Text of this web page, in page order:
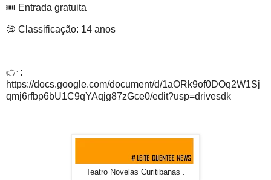
🎟 Entrada gratuita
🔞 Classificação: 14 anos
👉 :
https://docs.google.com/document/d/1aORk9of0DOq2W1Sj
qmj6rfbp6bU1C9qYAqjg87zGce0/edit?usp=drivesdk
Teatro Novelas Curitibanas .